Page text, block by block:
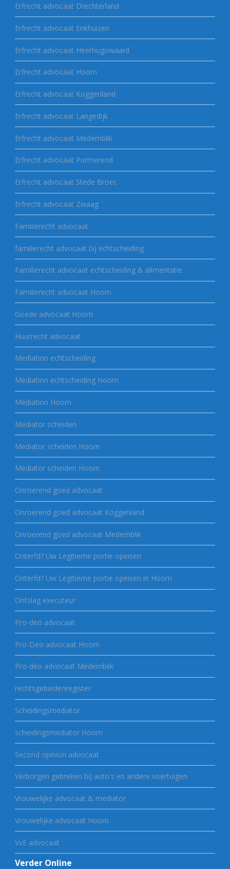
Erfrecht advocaat Drechterland
Erfrecht advocaat Enkhuizen
Erfrecht advocaat Heerhugowaard
Erfrecht advocaat Hoorn
Erfrecht advocaat Koggenland
Erfrecht advocaat Langedijk
Erfrecht advocaat Medemblik
Erfrecht advocaat Purmerend
Erfrecht advocaat Stede Broec
Erfrecht advocaat Zwaag
Familierecht advocaat
familierecht advocaat bij echtscheiding
Familierecht advocaat echtscheiding & alimentatie
Familierecht advocaat Hoorn
Goede advocaat Hoorn
Huurrecht advocaat
Mediation echtscheiding
Mediation echtscheiding Hoorn
Mediation Hoorn
Mediator scheiden
Mediator scheiden Hoorn
Mediator scheiden Hoorn
Onroerend goed advocaat
Onroerend goed advocaat Koggenland
Onroerend goed advocaat Medemblik
Onterfd? Uw Legitieme portie opeisen
Onterfd? Uw Legitieme portie opeisen in Hoorn
Ontslag executeur
Pro-deo advocaat
Pro-Deo advocaat Hoorn
Pro-deo advocaat Medemblik
rechtsgebiedenregister
Scheidingsmediator
scheidingsmediator Hoorn
Second opinion advocaat
Verborgen gebreken bij auto's en andere voertuigen
Vrouwelijke advocaat & mediator
Vrouwelijke advocaat Hoorn
VvE advocaat
Verder Online